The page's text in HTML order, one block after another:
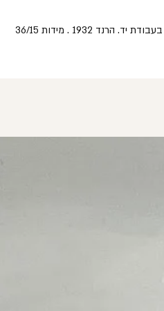
מגש הגשה אובלי מושלם לכריכים או עוגה מצוייר בעבודת יד. הרנד 1932 . מידות 36/15